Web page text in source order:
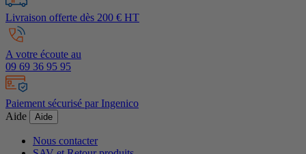
Livraison offerte dès 200 € HT
A votre écoute au
09 69 36 95 95
Paiement sécurisé par Ingenico
Aide
Aide
Nous contacter